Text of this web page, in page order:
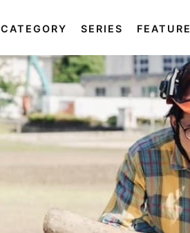
CATEGORY SERIES FEATURE